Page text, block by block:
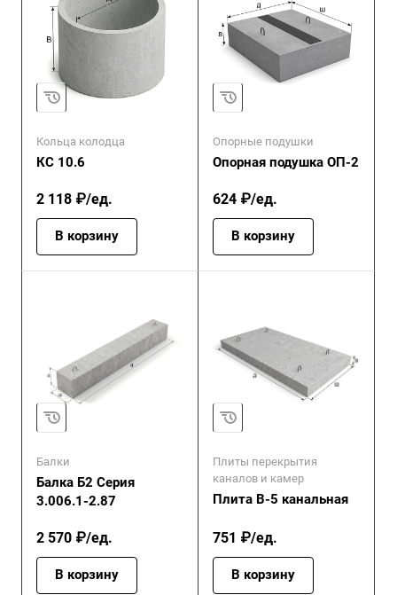
Кольца колодца
КС 10.6
2 118 ₽/ед.
В корзину
Опорные подушки
Опорная подушка ОП-2
624 ₽/ед.
В корзину
Балки
Балка Б2 Серия
3.006.1-2.87
2 570 ₽/ед.
В корзину
Плиты перекрытия
каналов и камер
Плита В-5 канальная
751 ₽/ед.
В корзину